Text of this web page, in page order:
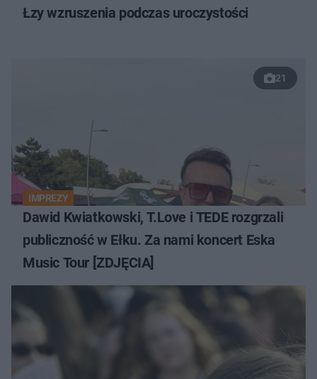
Łzy wzruszenia podczas uroczystości
21
IMPREZY
Dawid Kwiatkowski, T.Love i TEDE rozgrzali
publiczność w Ełku. Za nami koncert Eska
Music Tour [ZDJĘCIA]